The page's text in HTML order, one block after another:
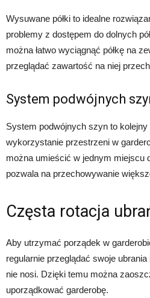
Wysuwane półki to idealne
problemy z dostępem do dolnych
można łatwo wyciągnąć półkę na
przeglądać zawartość na niej
System podwójnych
System podwójnych szyn to
wykorzystanie przestrzeni w
można umieścić w jednym miejscu
pozwala na przechowywanie
Częsta rotacja
Aby utrzymać porządek w
regularnie przeglądać swoje
nie nosi. Dzięki temu można
uporządkować garderobę.